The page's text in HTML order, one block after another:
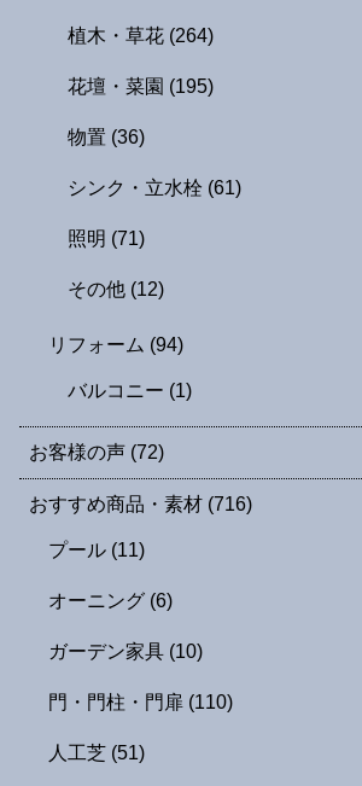
植木・草花 (264)
花壇・菜園 (195)
物置 (36)
シンク・立水栓 (61)
照明 (71)
その他 (12)
リフォーム (94)
バルコニー (1)
お客様の声 (72)
おすすめ商品・素材 (716)
プール (11)
オーニング (6)
ガーデン家具 (10)
門・門柱・門扉 (110)
人工芝 (51)